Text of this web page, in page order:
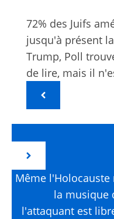
72% des Juifs
jusqu'à présent
Trump, Poll
de lire, mais il
Même
la musique
l'attaquant est